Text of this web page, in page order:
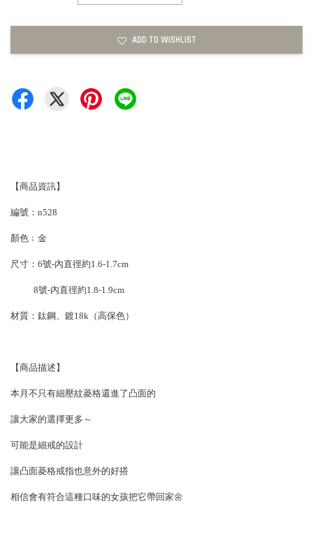
ADD TO WISHLIST
【商品資訊】
編號：n528
顏色﹔金
尺寸：6號-內直徑約1.6-1.7cm
8號-內直徑約1.8-1.9cm
材質：鈦鋼、鍍18k（高保色）
【商品描述】
本月不只有細壓紋菱格還進了凸面的
讓大家的選擇更多～
可能是細戒的設計
讓凸面菱格戒指也意外的好搭
相信會有符合這種口味的女孩把它帶回家🌼